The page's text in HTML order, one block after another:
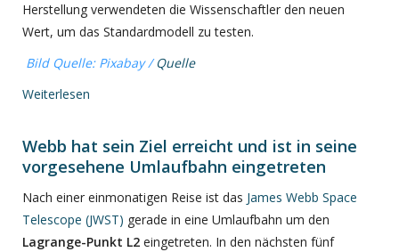
Herstellung verwendeten die Wissenschaftler den neuen
Wert, um das Standardmodell zu testen.
Bild Quelle: Pixabay /Quelle
Weiterlesen
Webb hat sein Ziel erreicht und ist in seine
vorgesehene Umlaufbahn eingetreten
Nach einer einmonatigen Reise ist das James Webb Space
Telescope (JWST) gerade in eine Umlaufbahn um den
Lagrange-Punkt L2 eingetreten. In den nächsten fünf